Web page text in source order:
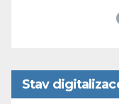
Stav